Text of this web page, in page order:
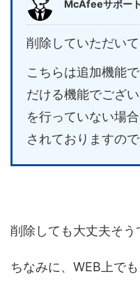
McAfeeサポート
削除していただい
こちらは追加機能
だける機能でござ
を行っていない場
されておりますの
削除しても大丈夫そう
ちなみに、WEB上で